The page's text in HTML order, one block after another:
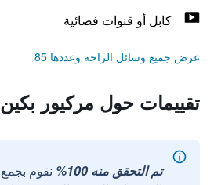
كابل أو قنوات فضائية
عرض جميع وسائل الراحة وعددها 85
تقييمات حول مركيور
تم التحقق منه 100%
نقوم